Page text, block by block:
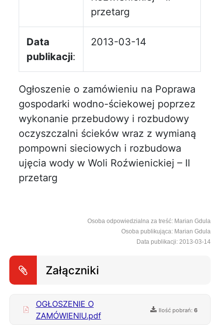
przetarg
Data
publikacji:
2013-03-14
Ogłoszenie o zamówieniu na Poprawa
gospodarki wodno-ściekowej poprzez
wykonanie przebudowy i rozbudowy
oczyszczalni ścieków wraz z wymianą
pompowni sieciowych i rozbudowa
ujęcia wody w Woli Roźwienickiej – II
przetarg
Osoba odpowiedzialna za treść: Marian Gdula
Osoba publikująca: Marian Gdula
Data publikacji: 2013-03-14
Załączniki
OGŁOSZENIE O
ZAMÓWIENIU.pdf
Ilość pobrań:6